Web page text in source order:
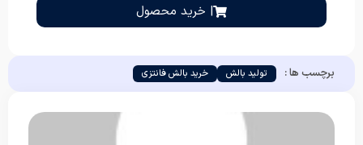
| خرید محصول
برچسب ها : تولید بالش خرید بالش فانتزی